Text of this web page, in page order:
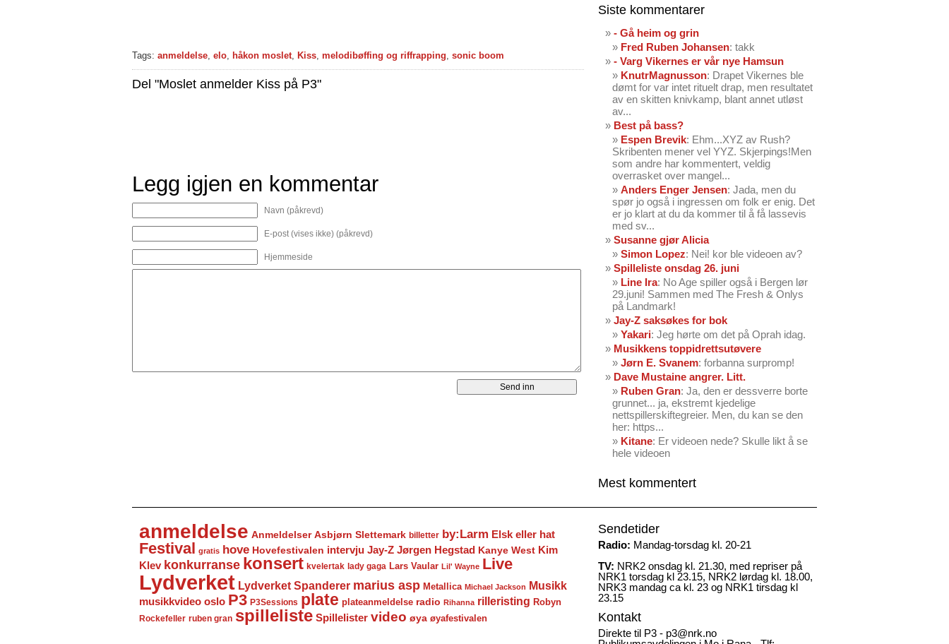
Tags: anmeldelse, elo, håkon moslet, Kiss, melodibøffing og riffrapping, sonic boom
Del "Moslet anmelder Kiss på P3"
Legg igjen en kommentar
Navn (påkrevd)
E-post (vises ikke) (påkrevd)
Hjemmeside
Siste kommentarer
- Gå heim og grin
Fred Ruben Johansen: takk
- Varg Vikernes er vår nye Hamsun
KnutrMagnusson: Drapet Vikernes ble
dømt for var intet rituelt drap, men resultatet
av en skitten knivkamp, blant annet utløst
av...
Best på bass?
Espen Brevik: Ehm...XYZ av Rush?
Skribenten mener vel YYZ. Skjerpings!Men
som andre har kommentert, veldig
overrasket over mangel...
Anders Enger Jensen: Jada, men du
spør jo også i ingressen om folk er enig. Det
er jo klart at du da kommer til å få lassevis
med sv...
Susanne gjør Alicia
Simon Lopez: Nei! kor ble videoen av?
Spilleliste onsdag 26. juni
Line Ira: No Age spiller også i Bergen lør
29.juni! Sammen med The Fresh & Onlys
på Landmark!
Jay-Z saksøkes for bok
Yakari: Jeg hørte om det på Oprah idag.
Musikkens toppidrettsutøvere
Jørn E. Svanem: forbanna surpromp!
Dave Mustaine angrer. Litt.
Ruben Gran: Ja, den er dessverre borte
grunnet... ja, ekstremt kjedelige
nettspillerskiftegreier. Men, du kan se den
her: https...
Kitane: Er videoen nede? Skulle likt å se
hele videoen
Mest kommentert
anmeldelse Anmeldelser Asbjørn Slettemark billetter by:Larm Elsk eller hat
Festival gratis hove Hovefestivalen intervju Jay-Z Jørgen Hegstad Kanye West Kim
Klev konkurranse konsert kvelertak lady gaga Lars Vaular Lil' Wayne Live
Lydverket Lydverket Spanderer marius asp Metallica Michael Jackson
Musikk
musikkvideo oslo P3 P3Sessions plate plateanmeldelse radio Rihanna rilleristing Robyn
Rockefeller ruben gran spilleliste Spillelister video øya øyafestivalen
Sendetider
Radio: Mandag-torsdag kl. 20-21
TV: NRK2 onsdag kl. 21.30, med repriser på
NRK1 torsdag kl 23.15, NRK2 lørdag kl. 18.00,
NRK3 mandag ca kl. 23 og NRK1 tirsdag kl
23.15
Kontakt
Direkte til P3 - p3@nrk.no